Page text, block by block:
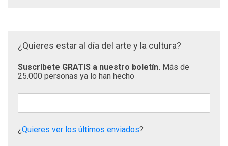
¿Quieres estar al día del arte y la cultura?
Suscríbete GRATIS a nuestro boletín. Más de
25.000 personas ya lo han hecho
¿Quieres ver los últimos enviados?